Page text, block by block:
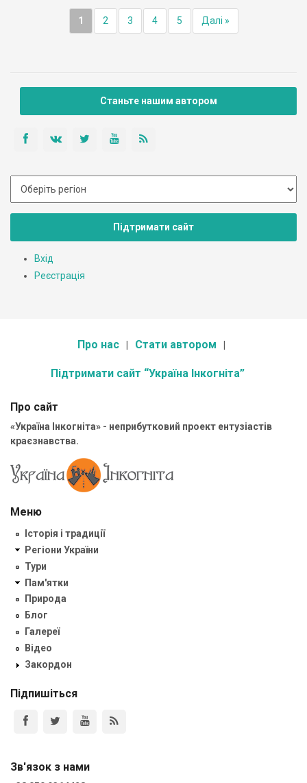
1 2 3 4 5 Далі »
Станьте нашим автором
Підтримати сайт
Вхід
Реєстрація
Про нас Стати автором
Підтримати сайт “Україна Інкогніта”
Про сайт
«Україна Інкогніта» - неприбутковий проект ентузіастів
краєзнавства.
Меню
Історія і традиції
Регіони України
Тури
Пам'ятки
Природа
Блог
Галереї
Відео
Закордон
Підпишіться
Зв'язок з нами